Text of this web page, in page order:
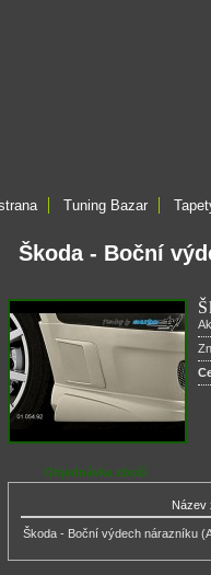
Tuning Bazar
Škoda - Boční
Objednávka zboží
Název
Škoda - Boční výdech nárazníku